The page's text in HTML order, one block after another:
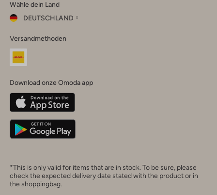
Instagram
Facebook
TikTok
Wähle dein Land
DEUTSCHLAND
dein
Land
Belgique(Français)
Deutschland
Versandmethoden
Download onze Omoda app
*This is only valid for items that are in stock. To be sure, please
check the expected delivery date stated with the product or in
the shoppingbag.